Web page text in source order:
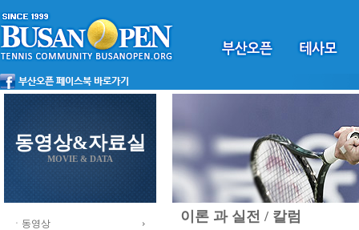
동영상&자료실
MOVIE & DATA
ㆍ동영상 이론 과 실전 / 칼럼